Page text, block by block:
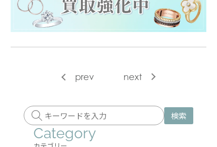
prev next
検索
Category